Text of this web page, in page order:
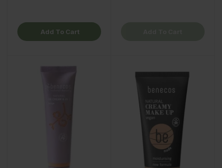
Add To Cart